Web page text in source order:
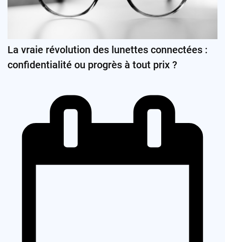
La vraie révolution des lunettes connectées :
confidentialité ou progrès à tout prix ?